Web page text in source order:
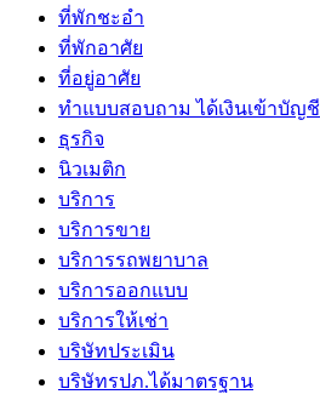
ที่พักชะอำ
ที่พักอาศัย
ที่อยู่อาศัย
ทําแบบสอบถาม ได้เงินเข้าบัญชี
ธุรกิจ
นิวเมติก
บริการ
บริการขาย
บริการรถพยาบาล
บริการออกแบบ
บริการให้เช่า
บริษัทประเมิน
บริษัทรปภ.ได้มาตรฐาน